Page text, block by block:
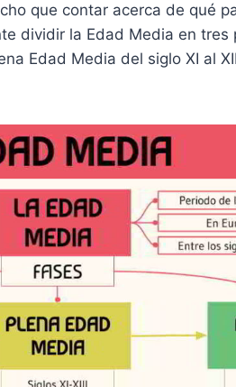
que contar acerca de qué
dividir la Edad Media en tres
Edad Media del siglo XI al